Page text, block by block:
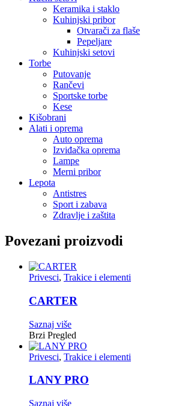
Keramika i staklo
Kuhinjski pribor
Otvarači za flaše
Pepeljare
Kuhinjski setovi
Torbe
Putovanje
Rančevi
Sportske torbe
Kese
Kišobrani
Alati i oprema
Auto oprema
Izviđačka oprema
Lampe
Merni pribor
Lepota
Antistres
Sport i zabava
Zdravlje i zaštita
Povezani proizvodi
Privesci, Trakice i elementi
CARTER
Saznaj više
Brzi Pregled
Privesci, Trakice i elementi
LANY PRO
Saznaj više